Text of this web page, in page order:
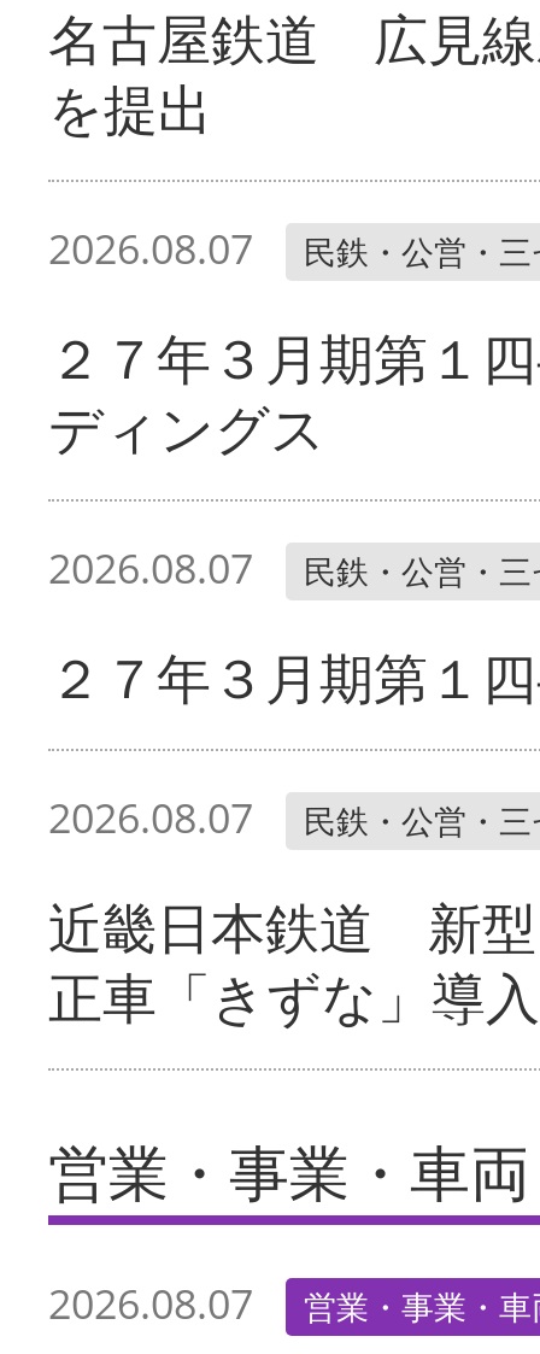
名古屋鉄道 広見
を提出
2026.08.07 民鉄・公営・
２７年３月期第１
ディングス
2026.08.07 民鉄・公営・
２７年３月期第１
2026.08.07 民鉄・公営・
近畿日本鉄道 新
正車「きずな」導入
営業・事業・車両
2026.08.07 営業・事業・